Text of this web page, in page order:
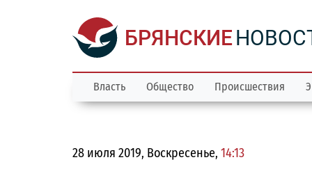
БРЯНСКИЕ
Власть Общество Происшествия
28 июля 2019, Воскресенье, 14:13